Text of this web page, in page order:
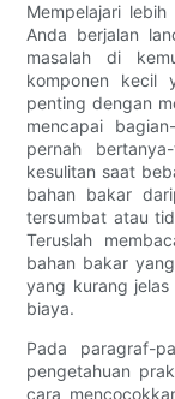
Mempelajari
Anda berjalan
masalah di
komponen kecil
penting dengan
mencapai
pernah
kesulitan saat
bahan bakar
tersumbat atau
Teruslah
bahan bakar
yang kurang
biaya.
Pada paragraf-
pengetahuan
cara